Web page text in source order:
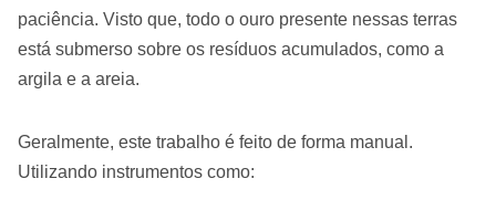
paciência. Visto que, todo o ouro presente nessas terras
está submerso sobre os resíduos acumulados, como a
argila e a areia.
Geralmente, este trabalho é feito de forma manual.
Utilizando instrumentos como: